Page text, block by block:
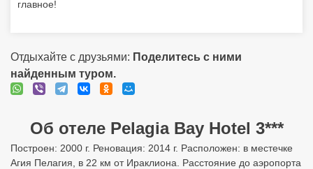
главное!
Отдыхайте с друзьями: Поделитесь с ними
найденным туром.
Об отеле Pelagia Bay Hotel 3***
Построен: 2000 г. Реновация: 2014 г. Расположен: в местечке
Агия Пелагия, в 22 км от Ираклиона. Расстояние до аэропорта